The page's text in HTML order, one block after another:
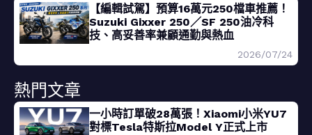
【編輯試駕】預算16萬元250檔車推薦！
Suzuki Gixxer 250／SF 250油冷科
技、高妥善率兼顧通勤與熱血
2026/07/24
熱門文章
一小時訂單破28萬張！Xiaomi小米YU7
對標Tesla特斯拉Model Y正式上市